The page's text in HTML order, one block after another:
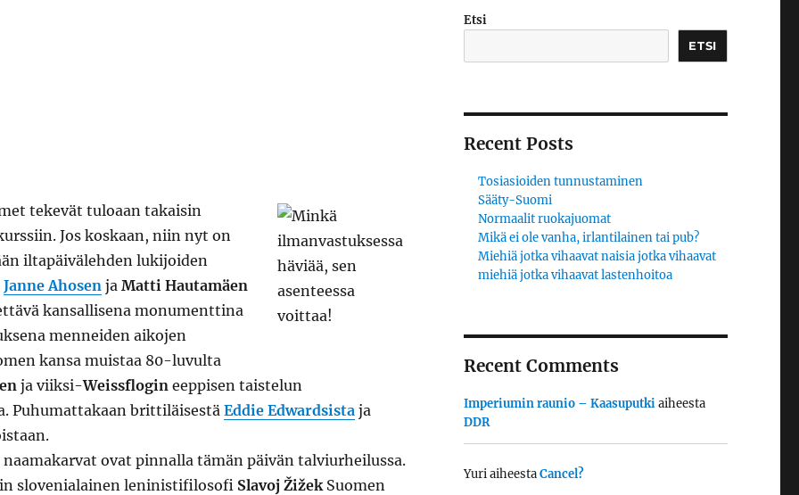
tekevät tuloaan takaisin
Jos koskaan, niin nyt on
iltapäivälehden lukijoiden
Janne Ahosenja Matti Hautamäen
kansallisena monumenttina
menneiden aikojen
kansa muistaa 80-luvulta
ja viiksi-Weissflogineeppisen taistelun
Puhumattakaan brittiläisestä Eddie Edwardsistaja
ovat pinnalla tämän päivän talviurheilussa.
slovenialainen leninistifilosofi Slavoj ŽižekSuomen
Etsi
ETSI
Recent Posts
Tosiasioiden tunnustaminen
Sääty-Suomi
Normaalit ruokajuomat
Mikä ei ole vanha, irlantilainen tai pub?
Miehiä jotka vihaavat naisia jotka vihaavat
miehiä jotka vihaavat lastenhoitoa
Recent Comments
Imperiumin raunio – Kaasuputkiaiheesta
DDR
YuriaiheestaCancel?